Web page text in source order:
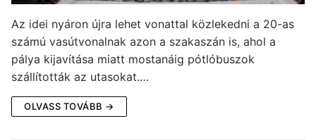
Az idei nyáron újra lehet vonattal közlekedni a 20-as
számú vasútvonalnak azon a szakaszán is, ahol a
pálya kijavítása miatt mostanáig pótlóbuszok
szállították az utasokat.…
OLVASS TOVÁBB →